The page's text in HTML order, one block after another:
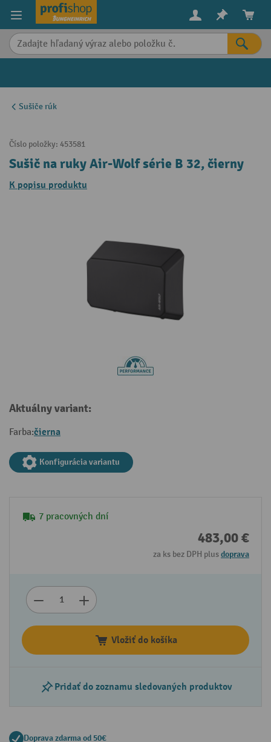
content
Sušiče rúk
Číslo položky: 453581
Sušič na ruky Air-Wolf série B 32, čierny
K popisu produktu
Aktuálny variant:
Farba:čierna
Konfigurácia variantu
7 pracovných dní
483,00 €
za ks bez DPH plusdoprava
Vložiť do košíka
Pridať do zoznamu sledovaných produktov
Doprava zdarma od 50€